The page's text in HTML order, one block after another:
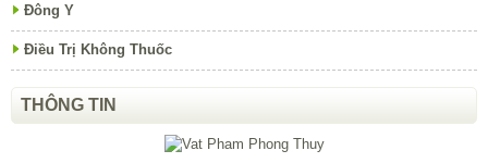
Đông Y
Điều Trị Không Thuốc
THÔNG TIN